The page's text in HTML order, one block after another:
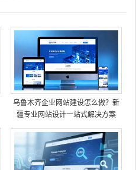
乌鲁木齐企业网站建设怎么做？新
疆专业网站设计一站式解决方案